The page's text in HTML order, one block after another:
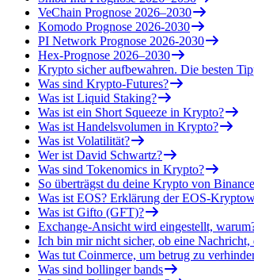
VeChain Prognose 2026–2030
Komodo Prognose 2026-2030
PI Network Prognose 2026-2030
Hex-Prognose 2026–2030
Krypto sicher aufbewahren. Die besten
Was sind Krypto-Futures?
Was ist Liquid Staking?
Was ist ein Short Squeeze in Krypto?
Was ist Handelsvolumen in Krypto?
Was ist Volatilität?
Wer ist David Schwartz?
Was sind Tokenomics in Krypto?
So überträgst du deine Krypto von
Was ist EOS? Erklärung der EOS-
Was ist Gifto (GFT)?
Exchange-Ansicht wird eingestellt,
Ich bin mir nicht sicher, ob eine Nachricht,
Was tut Coinmerce, um betrug zu
Was sind bollinger bands